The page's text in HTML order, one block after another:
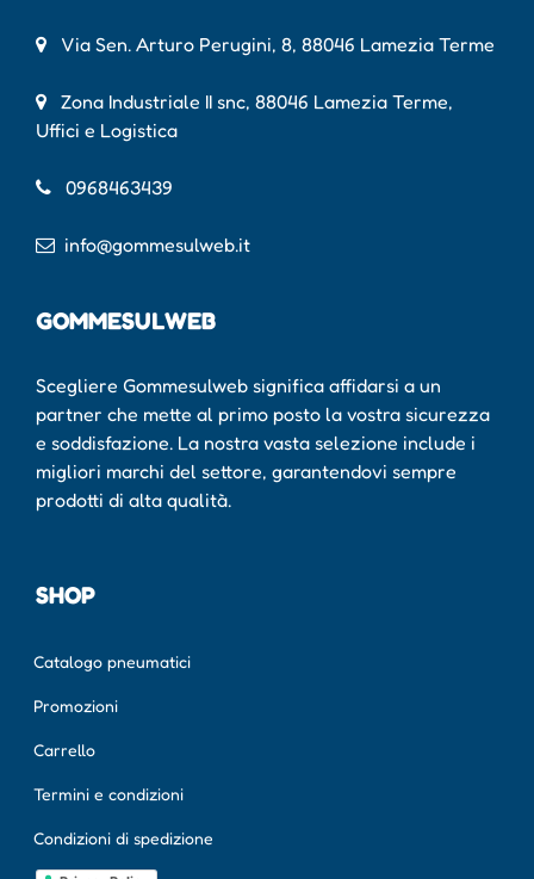
Via Sen. Arturo Perugini, 8, 88046 Lamezia Terme
Zona Industriale II snc, 88046 Lamezia Terme,
Uffici e Logistica
0968463439
info@gommesulweb.it
GOMMESULWEB
Scegliere Gommesulweb significa affidarsi a un
partner che mette al primo posto la vostra sicurezza
e soddisfazione. La nostra vasta selezione include i
migliori marchi del settore, garantendovi sempre
prodotti di alta qualità.
SHOP
Catalogo pneumatici
Promozioni
Carrello
Termini e condizioni
Condizioni di spedizione